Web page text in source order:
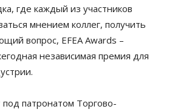
где каждый из участников
мнением коллег, получить
вопрос, EFEA Awards –
независимая премия для
под патронатом Торгово-